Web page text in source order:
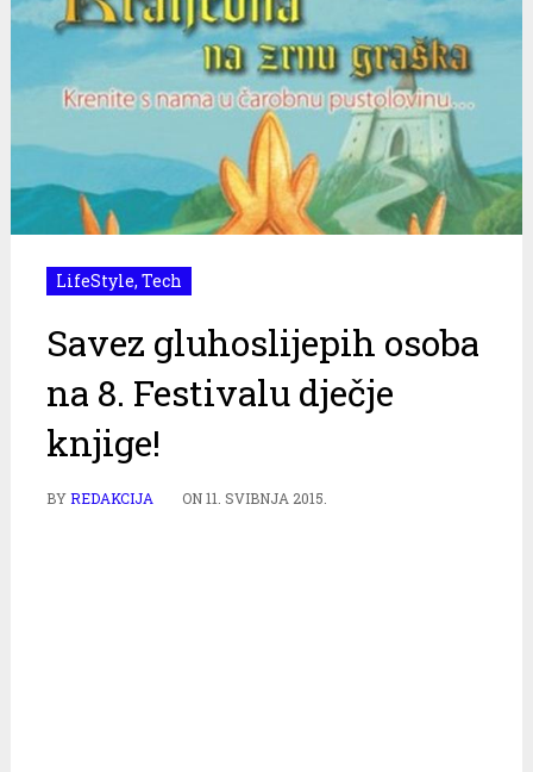
LifeStyle, Tech
Savez gluhoslijepih osoba
na 8. Festivalu dječje
knjige!
BYREDAKCIJA ON11. SVIBNJA 2015.